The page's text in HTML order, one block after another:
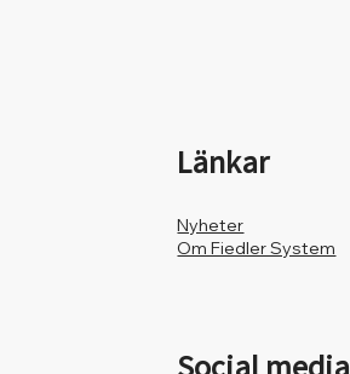
Länkar
Nyheter
Om Fiedler System